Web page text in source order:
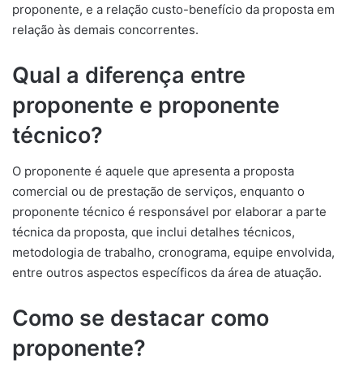
proponente, e a relação custo-benefício da proposta em
relação às demais concorrentes.
Qual a diferença entre
proponente e proponente
técnico?
O proponente é aquele que apresenta a proposta
comercial ou de prestação de serviços, enquanto o
proponente técnico é responsável por elaborar a parte
técnica da proposta, que inclui detalhes técnicos,
metodologia de trabalho, cronograma, equipe envolvida,
entre outros aspectos específicos da área de atuação.
Como se destacar como
proponente?